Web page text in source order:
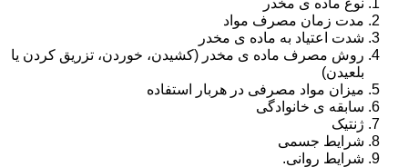
مدت زمان مصرف مواد
شدت اعتیاد به ماده ی مخدر
روش مصرف ماده ی مخدر (کشیدن، خوردن، تزریق کردن یا
بلعیدن)
میزان مواد مصرفی در هربار استفاده
سابقه ی خانوادگی
ژنتیک
شرایط جسمی
شرایط روانی.